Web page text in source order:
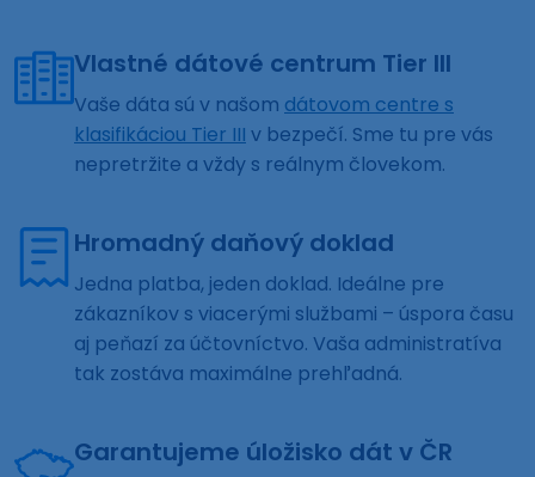
Vlastné dátové centrum Tier III
Vaše dáta sú v našom dátovom centre s
klasifikáciou Tier III v bezpečí. Sme tu pre vás
nepretržite a vždy s reálnym človekom.
Hromadný daňový doklad
Jedna platba, jeden doklad. Ideálne pre
zákazníkov s viacerými službami – úspora času
aj peňazí za účtovníctvo. Vaša administratíva
tak zostáva maximálne prehľadná.
Garantujeme úložisko dát v ČR